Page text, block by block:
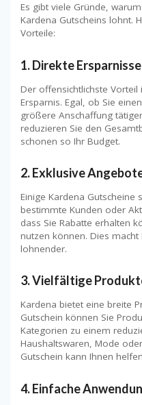
Es gibt viele Gründe,
Kardena Gutscheins lohnt.
Vorteile:
1.Direkte Ersparnisse
Der offensichtlichste
Ersparnis. Egal, ob Sie
größere Anschaffung
reduzieren Sie den
schonen so Ihr Budget.
2.Exklusive
Einige Kardena Gutscheine
bestimmte Kunden oder
dass Sie Rabatte erhalten
nutzen können. Dies
lohnender.
3.Vielfältige
Kardena bietet eine breite
Gutschein können Sie
Kategorien zu einem
Haushaltswaren, Mode
Gutschein kann Ihnen
4.Einfache